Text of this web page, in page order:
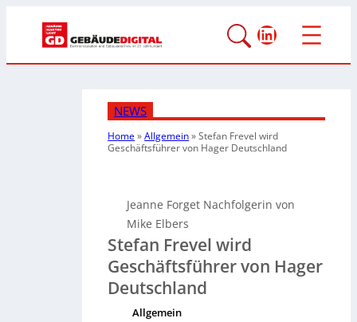
LinkedIn
NEWS
Home»Allgemein»Stefan Frevel wird
Geschäftsführer von Hager Deutschland
Jeanne Forget Nachfolgerin von
Mike Elbers
Stefan Frevel wird
Geschäftsführer von Hager
Deutschland
Allgemein